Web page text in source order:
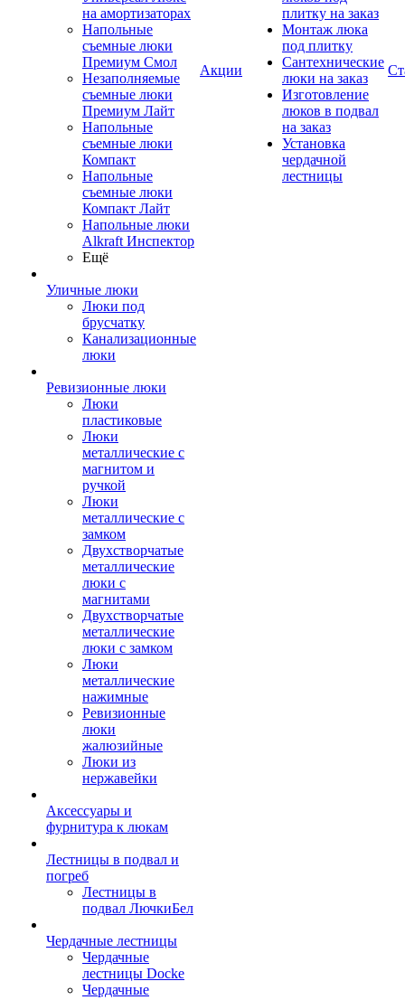
на амортизаторах
Напольные
съемные люки
Премиум Смол
Незаполняемые
съемные люки
Премиум Лайт
Напольные
съемные люки
Компакт
Напольные
съемные люки
Компакт Лайт
Напольные люки
Alkraft Инспектор
Ещё
Уличные люки
Люки под
брусчатку
Канализационные
люки
Ревизионные люки
Люки
пластиковые
Люки
металлические с
магнитом и
ручкой
Люки
металлические с
замком
Двухстворчатые
металлические
люки с
магнитами
Двухстворчатые
металлические
люки с замком
Люки
металлические
нажимные
Ревизионные
люки
жалюзийные
Люки из
нержавейки
Аксессуары и
фурнитура к люкам
Лестницы в подвал и
погреб
Лестницы в
подвал ЛючкиБел
Чердачные лестницы
Чердачные
лестницы Docke
Чердачные
Акции
плитку на заказ
Монтаж люка
под плитку
Сантехнические
люки на заказ
Изготовление
люков в подвал
на заказ
Установка
чердачной
лестницы